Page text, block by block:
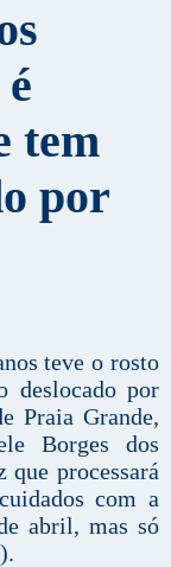
tem
por
teve o rosto
deslocado por
Praia Grande,
Borges dos
processará
com a
abril, mas só